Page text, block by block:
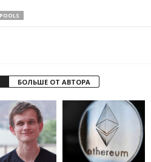
БОЛЬШЕ ОТ АВТОРА